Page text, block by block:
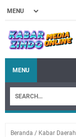
MENU
Beranda / Kabar Daerah